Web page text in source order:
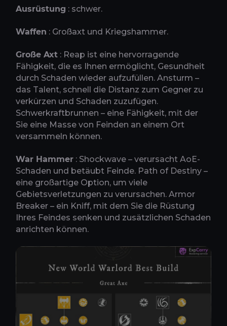
Ausrüstung : schwer.
Waffen : Großaxt und Kriegshammer.
Große Axt : Reap ist eine hervorragende
Fähigkeit, die es Ihnen ermöglicht, Gesundheit
durch Schaden wieder aufzufüllen. Ansturm –
das Talent, schnell die Distanz zum Gegner zu
verkürzen und Schaden zuzufügen.
Schwerkraftbrunnen – eine Fähigkeit, mit der
Sie eine Masse von Feinden an einem Ort
versammeln können.
War Hammer : Shockwave – verursacht AoE-
Schaden und betäubt Feinde. Path of Destiny –
eine großartige Option, um viele
Gebietsverletzungen zu verursachen. Armor
Breaker – ein Kniff, mit dem Sie die Rüstung
Ihres Feindes senken und zusätzlichen Schaden
anrichten können.